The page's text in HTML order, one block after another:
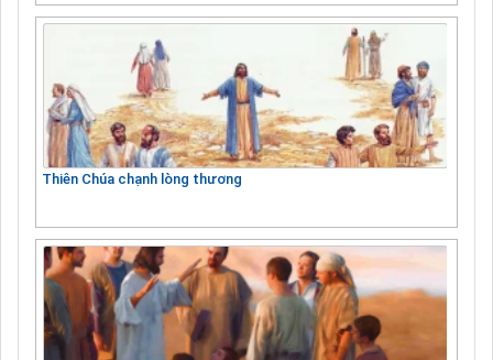
Thiên Chúa chạnh lòng thương